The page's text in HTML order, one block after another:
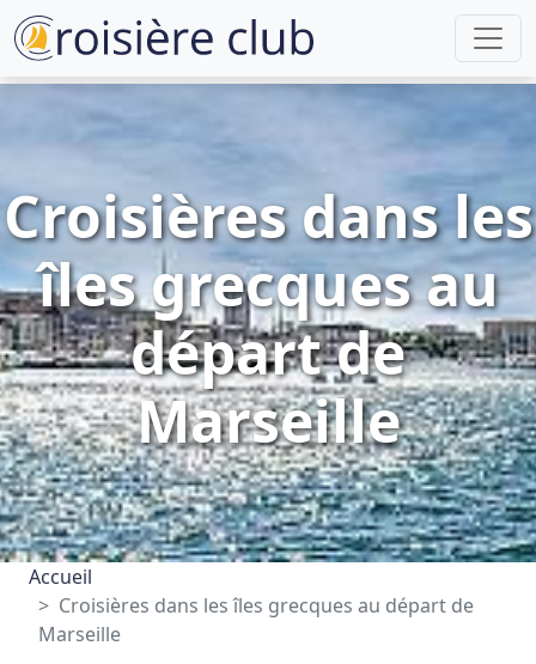
Croisières dans les
îles grecques au
départ de
Marseille
Accueil
Croisières dans les îles grecques au départ de
Marseille